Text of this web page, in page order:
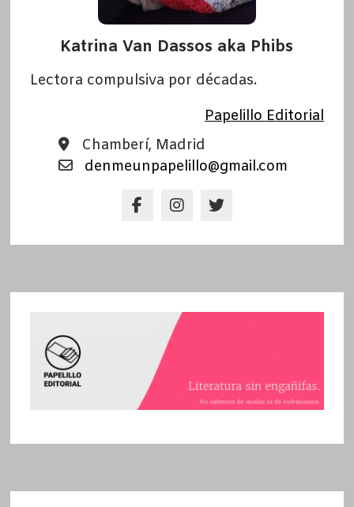
Katrina Van Dassos aka Phibs
Lectora compulsiva por décadas.
Papelillo Editorial
Chamberí, Madrid
denmeunpapelillo@gmail.com